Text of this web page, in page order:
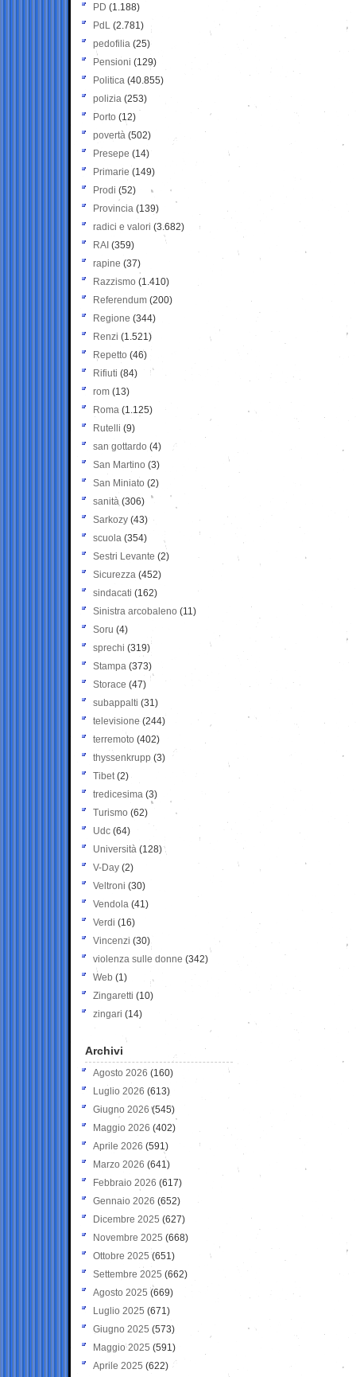
PD (1.188)
PdL (2.781)
pedofilia (25)
Pensioni (129)
Politica (40.855)
polizia (253)
Porto (12)
povertà (502)
Presepe (14)
Primarie (149)
Prodi (52)
Provincia (139)
radici e valori (3.682)
RAI (359)
rapine (37)
Razzismo (1.410)
Referendum (200)
Regione (344)
Renzi (1.521)
Repetto (46)
Rifiuti (84)
rom (13)
Roma (1.125)
Rutelli (9)
san gottardo (4)
San Martino (3)
San Miniato (2)
sanità (306)
Sarkozy (43)
scuola (354)
Sestri Levante (2)
Sicurezza (452)
sindacati (162)
Sinistra arcobaleno (11)
Soru (4)
sprechi (319)
Stampa (373)
Storace (47)
subappalti (31)
televisione(244)
terremoto (402)
thyssenkrupp (3)
Tibet(2)
tredicesima (3)
Turismo (62)
Udc (64)
Università (128)
V-Day (2)
Veltroni (30)
Vendola (41)
Verdi (16)
Vincenzi (30)
violenza sulle donne (342)
Web (1)
Zingaretti (10)
zingari (14)
Archivi
Agosto 2026 (160)
Luglio 2026 (613)
Giugno 2026 (545)
Maggio 2026 (402)
Aprile 2026 (591)
Marzo 2026 (641)
Febbraio 2026 (617)
Gennaio 2026 (652)
Dicembre 2025 (627)
Novembre 2025 (668)
Ottobre 2025 (651)
Settembre 2025 (662)
Agosto 2025 (669)
Luglio 2025 (671)
Giugno 2025 (573)
Maggio 2025 (591)
Aprile 2025 (622)